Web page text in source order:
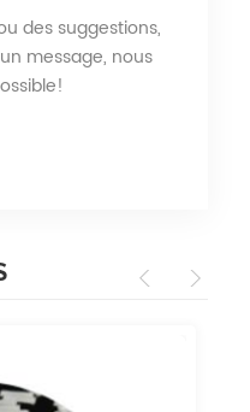
des suggestions,
message, nous